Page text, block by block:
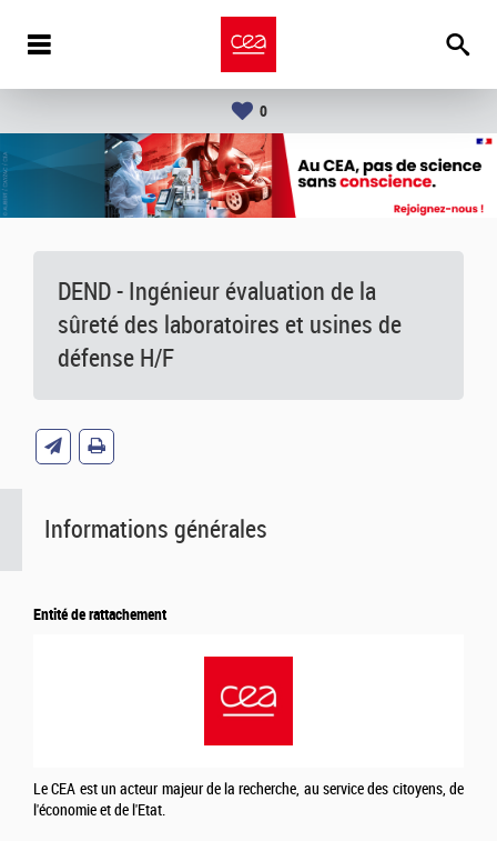
0
DEND - Ingénieur évaluation de la
sûreté des laboratoires et usines de
défense H/F
Informations générales
Entité de rattachement
Le CEA est un acteur majeur de la recherche, au service des citoyens, de
l'économie et de l'Etat.